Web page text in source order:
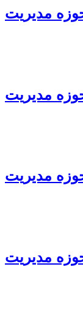
مدیریت
مدیریت
مدیریت
مدیریت